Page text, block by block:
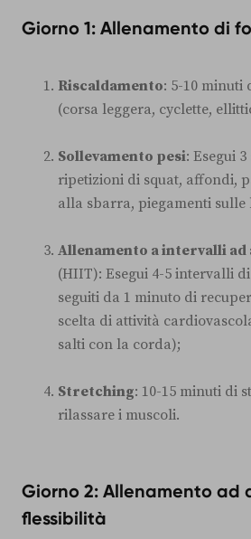
Giorno 1: Allenamento di
Riscaldamento: 5-10 minuti
(corsa leggera, cyclette,
Sollevamento pesi: Esegui
ripetizioni di squat, affondi,
alla sbarra, piegamenti sulle
Allenamento a intervalli
(HIIT): Esegui 4-5 intervalli
seguiti da 1 minuto di
scelta di attività
salti con la corda);
Stretching: 10-15 minuti di
rilassare i muscoli.
Giorno 2: Allenamento ad
flessibilità